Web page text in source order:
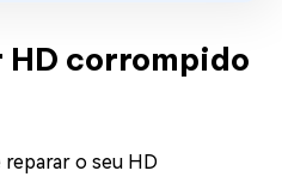
HD corrompido
reparar o seu HD